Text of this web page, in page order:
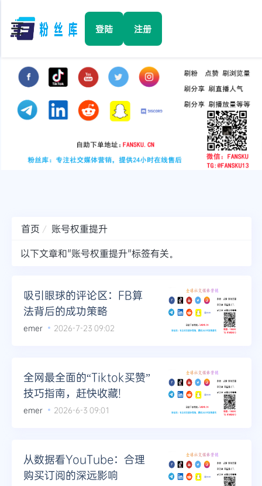
☰ 登陆 注册
Facebook
TikTok
YouTube
Telegram
更多
首页
账号权重提升
以下文章和"账号权重提升"标签有关。
吸引眼球的评论区：FB算
法背后的成功策略
emer 2026-7-23 09:02
全网最全面的“Tiktok买赞”
技巧指南，赶快收藏!
emer 2026-6-3 09:01
从数据看YouTube：合理
购买订阅的深远影响